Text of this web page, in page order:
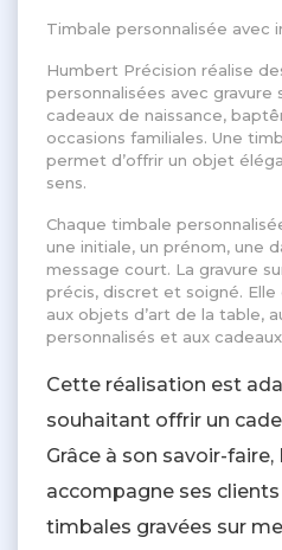
Timbale personnalisée avec
Humbert Précision réalise
personnalisées avec gravure
cadeaux de naissance,
occasions familiales. Une
permet d’offrir un objet
sens.
Chaque timbale
une initiale, un prénom, une
message court. La gravure
précis, discret et soigné.
aux objets d’art de la table,
personnalisés et aux
Cette réalisation est
souhaitant offrir un
Grâce à son savoir-
accompagne ses
timbales gravées sur